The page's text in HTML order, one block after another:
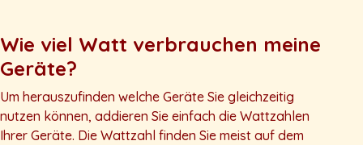
Wie viel Watt verbrauchen meine
Geräte?
Um herauszufinden welche Geräte Sie gleichzeitig
nutzen können, addieren Sie einfach die Wattzahlen
Ihrer Geräte. Die Wattzahl finden Sie meist auf dem